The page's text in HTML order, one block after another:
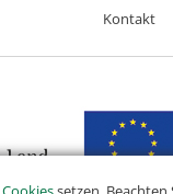
Kontakt